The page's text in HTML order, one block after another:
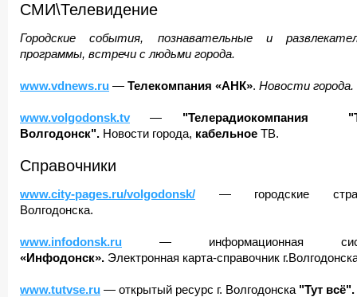
СМИ\Телевидение
Городские события, познавательные и
программы, встречи с людьми города.
www.vdnews.ru — Телекомпания «АНК». Новости города.
www.volgodonsk.tv — "Телерадиокомпания
Волгодонск". Новости города, кабельное ТВ.
Справочники
www.city-pages.ru/volgodonsk/ — городские
Волгодонска.
www.infodonsk.ru — информационная
«Инфодонск». Электронная карта-справочник
www.tutvse.ru — открытый ресурс г. Волгодонска "Тут всё".